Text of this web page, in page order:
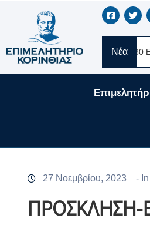
Νέα
Ελλάς Νέα Δάνεια 330 Εκατ.
27 Νοεμβρίου, 2023 - In
ΠΡΟΣΚΛΗΣΗ-